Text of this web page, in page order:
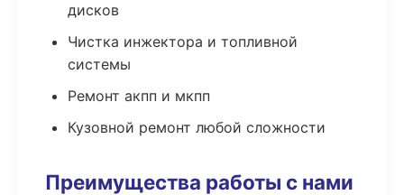
дисков
Чистка инжектора и топливной
системы
Ремонт акпп и мкпп
Кузовной ремонт любой сложности
Преимущества работы с нами